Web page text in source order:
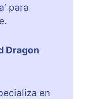
para
Dragon
en